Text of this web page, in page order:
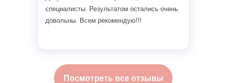
специалисты. Результатом остались очень
довольны. Всем рекомендую!!!
Посмотреть все отзывы